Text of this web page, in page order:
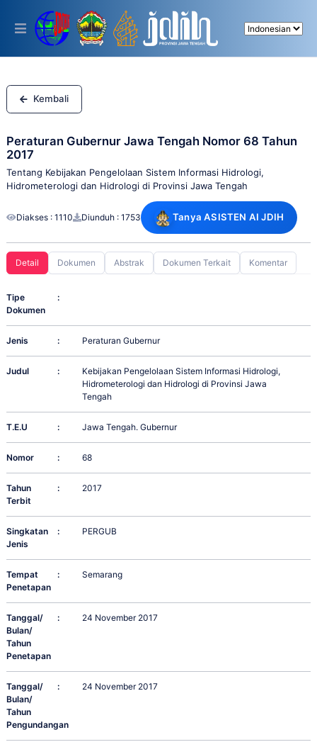
This
includes
accessibility
system.
Kembali
Peraturan Gubernur Jawa Tengah Nomor 68 Tahun
2017
Tentang Kebijakan Pengelolaan Sistem Informasi Hidrologi,
Hidrometerologi dan Hidrologi di Provinsi Jawa Tengah
Diakses : 1110 Diunduh : 1753 Tanya ASISTEN AI JDIH
Detail Dokumen Abstrak Dokumen Terkait Komentar
Tipe
Dokumen
:
Jenis : Peraturan Gubernur
Judul :
Kebijakan Pengelolaan Sistem Informasi Hidrologi,
Hidrometerologi dan Hidrologi di Provinsi Jawa
Tengah
T.E.U : Jawa Tengah. Gubernur
Nomor : 68
Tahun
Terbit
: 2017
Singkatan
Jenis
: PERGUB
Tempat
Penetapan
: Semarang
Tanggal/
Bulan/
Tahun
Penetapan
: 24 November 2017
Tanggal/
Bulan/
Tahun
Pengundangan
: 24 November 2017